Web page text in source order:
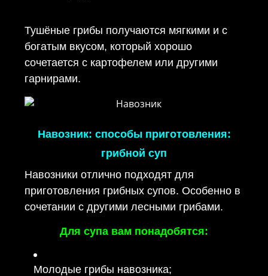
Тушёные грибы получаются мягкими и с
богатым вкусом, который хорошо
сочетается с картофелем или другими
гарнирами.
Навозник: способы приготовления:
грибной суп
Навозники отлично подходят для
приготовления грибных супов. Особенно в
сочетании с другими лесными грибами.
Для супа вам понадобятся:
Молодые грибы навозника;